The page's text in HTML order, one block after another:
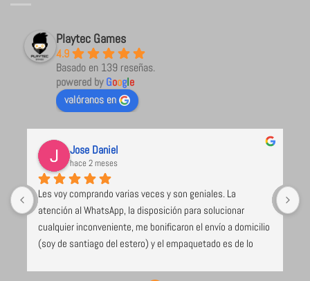
Playtec Games
4.9
Basado en 139 reseñas.
powered byGoogle
valóranos en
Jose Daniel
hace 2 meses
Les voy comprando varias veces y son geniales. La
atención al WhatsApp, la disposición para solucionar
cualquier inconveniente, me bonificaron el envío a domicilio
(soy de santiago del estero) y el empaquetado es de lo
duro, los juegos envueltos en papel burbuja), despacho el